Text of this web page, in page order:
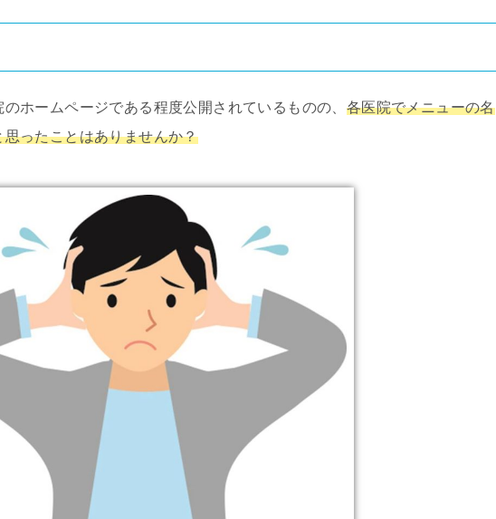
ホームページである程度公開されているものの、 各医院でメニューの名
ったことはありませんか？